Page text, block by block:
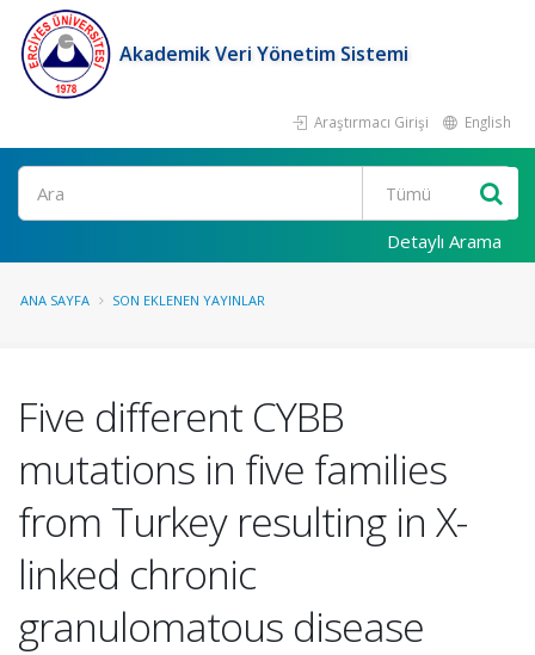
Akademik Veri Yönetim Sistemi
Araştırmacı Girişi English
Ara
Detaylı Arama
ANA SAYFA SON EKLENEN YAYINLAR
Five different CYBB
mutations in five families
from Turkey resulting in X-
linked chronic
granulomatous disease